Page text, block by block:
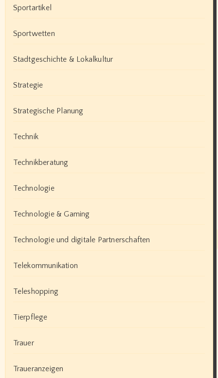
Sportartikel
Sportwetten
Stadtgeschichte & Lokalkultur
Strategie
Strategische Planung
Technik
Technikberatung
Technologie
Technologie & Gaming
Technologie und digitale Partnerschaften
Telekommunikation
Teleshopping
Tierpflege
Trauer
Traueranzeigen